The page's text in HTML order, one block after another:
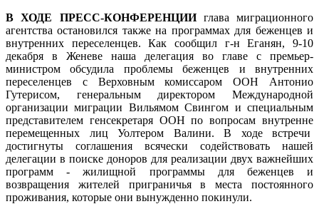
В ХОДЕ ПРЕСС-КОНФЕРЕНЦИИ глава миграционного
агентства остановился также на программах для беженцев и
внутренних переселенцев. Как сообщил г-н Еганян, 9-10
декабря в Женеве наша делегация во главе с премьер-
министром обсудила проблемы беженцев и внутренних
переселенцев с Верховным комиссаром ООН Антонио
Гутерисом, генеральным директором Международной
организации миграции Вильямом Свингом и специальным
представителем генсекретаря ООН по вопросам внутренне
перемещенных лиц Уолтером Валини. В ходе встречи
достигнуты соглашения всячески содействовать нашей
делегации в поиске доноров для реализации двух важнейших
программ - жилищной программы для беженцев и
возвращения жителей приграничья в места постоянного
проживания, которые они вынужденно покинули.